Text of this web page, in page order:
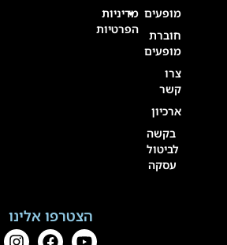
מופעים
חוברת
מופעים
קשר
ארכיון
בקשה
לביטול
עסקה
מדיניות
הפרטיות
הצטרפו אלינו